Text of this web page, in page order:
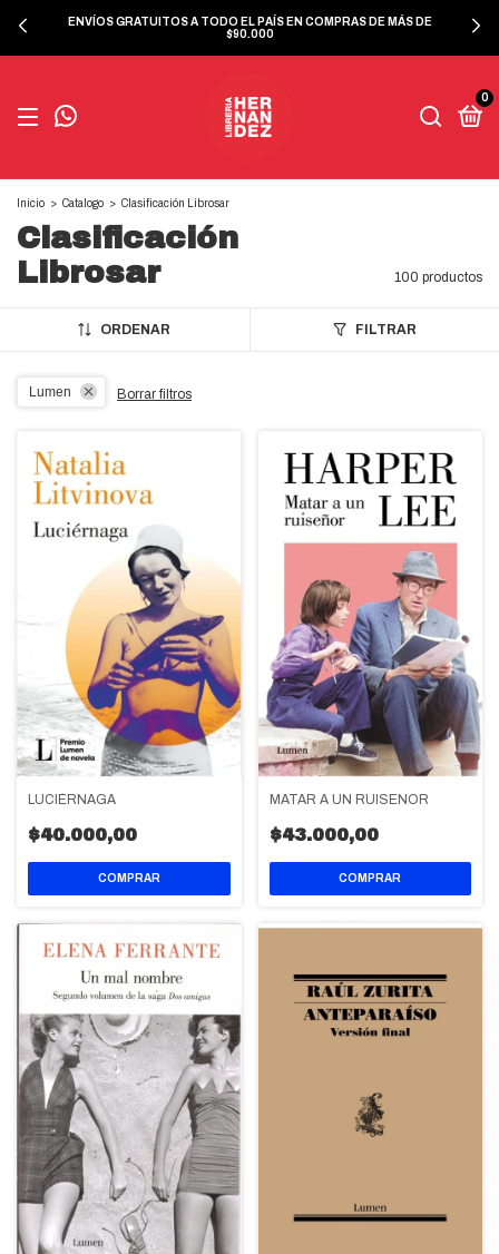
ENVÍOS GRATUITOS A TODO EL PAÍS EN COMPRAS DE MÁS DE
$90.000
0
Inicio > Catalogo > Clasificación Librosar
Clasificación
Librosar
100 productos
ORDENAR FILTRAR
Lumen Borrar filtros
LUCIÉRNAGA
$40.000,00
MATAR A UN RUISEÑOR
$43.000,00